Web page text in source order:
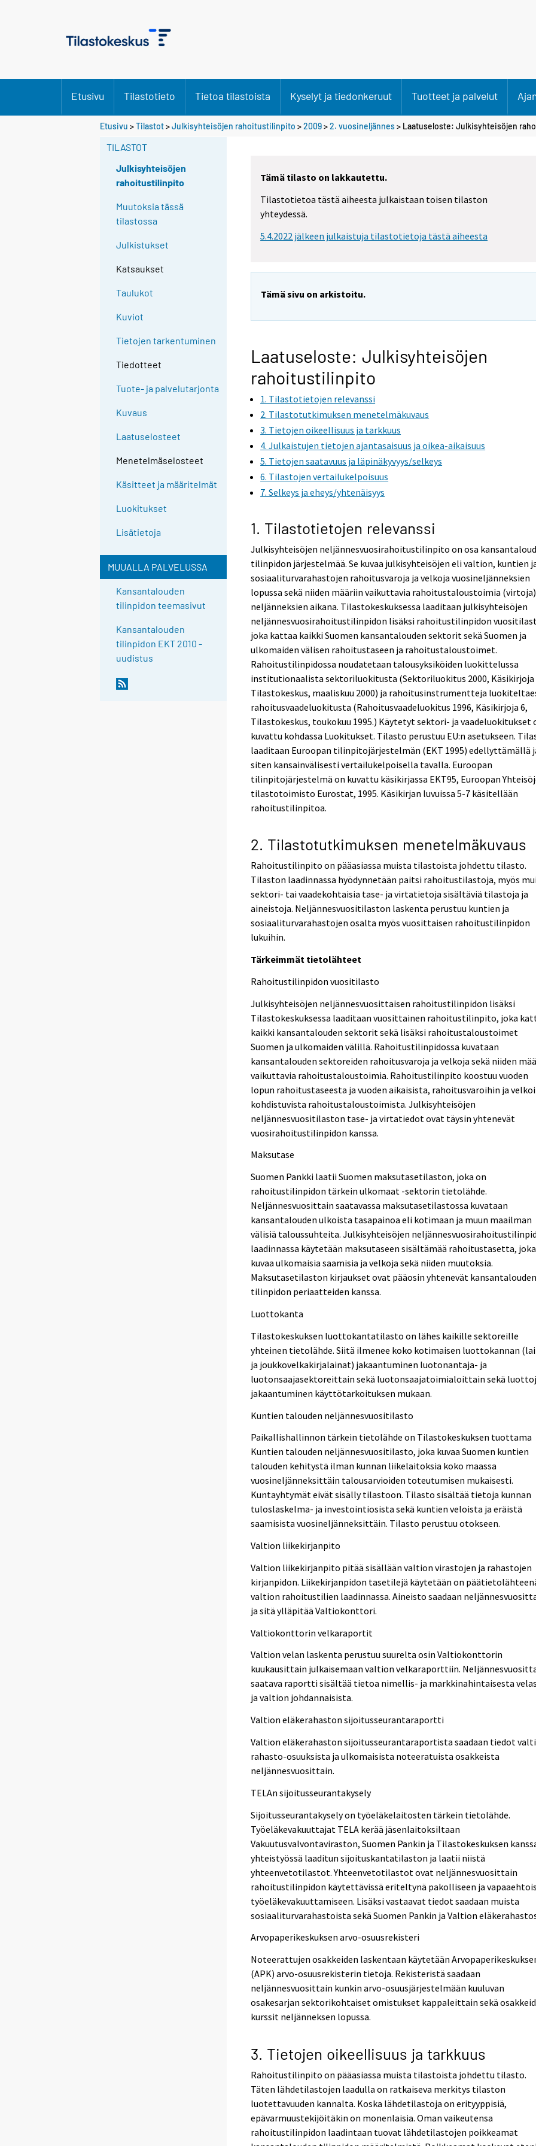
Etusivu Tilastotieto Tietoa tilastoista Kyselyt ja tiedonkeruut Tuotteet ja palvelut
Etusivu >Tilastot>Julkisyhteisöjen rahoitustilinpito >2009>2. vuosineljännes> Laatuseloste: Julkisyhteisöjen
TILASTOT
Julkisyhteisöjen
rahoitustilinpito
Muutoksia tässä
tilastossa
Julkistukset
Katsaukset
Taulukot
Kuviot
Tietojen tarkentuminen
Tiedotteet
Tuote- ja palvelutarjonta
Kuvaus
Laatuselosteet
Menetelmäselosteet
Käsitteet ja määritelmät
Luokitukset
Lisätietoja
MUUALLA PALVELUSSA
Kansantalouden
tilinpidon teemasivut
Kansantalouden
tilinpidon EKT 2010 -
uudistus
Tämä tilasto on lakkautettu.
Tilastotietoa tästä aiheesta julkaistaan toisen tilaston
yhteydessä.
5.4.2022 jälkeen julkaistuja tilastotietoja tästä aiheesta
Tämä sivu on arkistoitu.
Laatuseloste: Julkisyhteisöjen
rahoitustilinpito
1. Tilastotietojen relevanssi
2. Tilastotutkimuksen menetelmäkuvaus
3. Tietojen oikeellisuus ja tarkkuus
4. Julkaistujen tietojen ajantasaisuus ja oikea-aikaisuus
5. Tietojen saatavuus ja läpinäkyvyys/selkeys
6. Tilastojen vertailukelpoisuus
7. Selkeys ja eheys/yhtenäisyys
1. Tilastotietojen relevanssi
Julkisyhteisöjen neljännesvuosirahoitustilinpito on osa
tilinpidon järjestelmää. Se kuvaa julkisyhteisöjen eli valtion, kuntien
sosiaaliturvarahastojen rahoitusvaroja ja velkoja vuosineljänneksien
lopussa sekä niiden määriin vaikuttavia rahoitustaloustoimia (virtoja)
neljänneksien aikana. Tilastokeskuksessa laaditaan julkisyhteisöjen
neljännesvuosirahoitustilinpidon lisäksi rahoitustilinpidon
joka kattaa kaikki Suomen kansantalouden sektorit sekä Suomen ja
ulkomaiden välisen rahoitustaseen ja rahoitustaloustoimet.
Rahoitustilinpidossa noudatetaan talousyksiköiden luokittelussa
institutionaalista sektoriluokitusta (Sektoriluokitus 2000, Käsikirjoja
Tilastokeskus, maaliskuu 2000) ja rahoitusinstrumentteja
rahoitusvaadeluokitusta (Rahoitusvaadeluokitus 1996, Käsikirjoja 6,
Tilastokeskus, toukokuu 1995.) Käytetyt sektori- ja vaadeluokitukset
kuvattu kohdassa Luokitukset. Tilasto perustuu EU:n asetukseen.
laaditaan Euroopan tilinpitojärjestelmän (EKT 1995) edellyttämällä
siten kansainvälisesti vertailukelpoisella tavalla. Euroopan
tilinpitojärjestelmä on kuvattu käsikirjassa EKT95, Euroopan
tilastotoimisto Eurostat, 1995. Käsikirjan luvuissa 5-7 käsitellään
rahoitustilinpitoa.
2. Tilastotutkimuksen menetelmäkuvaus
Rahoitustilinpito on pääasiassa muista tilastoista johdettu tilasto.
Tilaston laadinnassa hyödynnetään paitsi rahoitustilastoja, myös
sektori- tai vaadekohtaisia tase- ja virtatietoja sisältäviä tilastoja ja
aineistoja. Neljännesvuositilaston laskenta perustuu kuntien ja
sosiaaliturvarahastojen osalta myös vuosittaisen rahoitustilinpidon
lukuihin.
Tärkeimmät tietolähteet
Rahoitustilinpidon vuositilasto
Julkisyhteisöjen neljännesvuosittaisen rahoitustilinpidon lisäksi
Tilastokeskuksessa laaditaan vuosittainen rahoitustilinpito, joka
kaikki kansantalouden sektorit sekä lisäksi rahoitustaloustoimet
Suomen ja ulkomaiden välillä. Rahoitustilinpidossa kuvataan
kansantalouden sektoreiden rahoitusvaroja ja velkoja sekä niiden
vaikuttavia rahoitustaloustoimia. Rahoitustilinpito koostuu vuoden
lopun rahoitustaseesta ja vuoden aikaisista, rahoitusvaroihin ja
kohdistuvista rahoitustaloustoimista. Julkisyhteisöjen
neljännesvuositilaston tase- ja virtatiedot ovat täysin yhtenevät
vuosirahoitustilinpidon kanssa.
Maksutase
Suomen Pankki laatii Suomen maksutasetilaston, joka on
rahoitustilinpidon tärkein ulkomaat -sektorin tietolähde.
Neljännesvuosittain saatavassa maksutasetilastossa kuvataan
kansantalouden ulkoista tasapainoa eli kotimaan ja muun maailman
välisiä taloussuhteita. Julkisyhteisöjen
laadinnassa käytetään maksutaseen sisältämää rahoitustasetta, joka
kuvaa ulkomaisia saamisia ja velkoja sekä niiden muutoksia.
Maksutasetilaston kirjaukset ovat pääosin yhtenevät kansantalouden
tilinpidon periaatteiden kanssa.
Luottokanta
Tilastokeskuksen luottokantatilasto on lähes kaikille sektoreille
yhteinen tietolähde. Siitä ilmenee koko kotimaisen luottokannan
ja joukkovelkakirjalainat) jakaantuminen luotonantaja- ja
luotonsaajasektoreittain sekä luotonsaajatoimialoittain sekä
jakaantuminen käyttötarkoituksen mukaan.
Kuntien talouden neljännesvuositilasto
Paikallishallinnon tärkein tietolähde on Tilastokeskuksen tuottama
Kuntien talouden neljännesvuositilasto, joka kuvaa Suomen kuntien
talouden kehitystä ilman kunnan liikelaitoksia koko maassa
vuosineljänneksittäin talousarvioiden toteutumisen mukaisesti.
Kuntayhtymät eivät sisälly tilastoon. Tilasto sisältää tietoja kunnan
tuloslaskelma- ja investointiosista sekä kuntien veloista ja eräistä
saamisista vuosineljänneksittäin. Tilasto perustuu otokseen.
Valtion liikekirjanpito
Valtion liikekirjanpito pitää sisällään valtion virastojen ja rahastojen
kirjanpidon. Liikekirjanpidon tasetilejä käytetään on
valtion rahoitustilien laadinnassa. Aineisto saadaan
ja sitä ylläpitää Valtiokonttori.
Valtiokonttorin velkaraportit
Valtion velan laskenta perustuu suurelta osin Valtiokonttorin
kuukausittain julkaisemaan valtion velkaraporttiin.
saatava raportti sisältää tietoa nimellis- ja markkinahintaisesta
ja valtion johdannaisista.
Valtion eläkerahaston sijoitusseurantaraportti
Valtion eläkerahaston sijoitusseurantaraportista saadaan tiedot
rahasto-osuuksista ja ulkomaisista noteeratuista osakkeista
neljännesvuosittain.
TELAn sijoitusseurantakysely
Sijoitusseurantakysely on työeläkelaitosten tärkein tietolähde.
Työeläkevakuuttajat TELA kerää jäsenlaitoksiltaan
Vakuutusvalvontaviraston, Suomen Pankin ja Tilastokeskuksen
yhteistyössä laaditun sijoituskantatilaston ja laatii niistä
yhteenvetotilastot. Yhteenvetotilastot ovat neljännesvuosittain
rahoitustilinpidon käytettävissä eriteltynä pakolliseen ja
työeläkevakuuttamiseen. Lisäksi vastaavat tiedot saadaan muista
sosiaaliturvarahastoista sekä Suomen Pankin ja Valtion
Arvopaperikeskuksen arvo-osuusrekisteri
Noteerattujen osakkeiden laskentaan käytetään
(APK) arvo-osuusrekisterin tietoja. Rekisteristä saadaan
neljännesvuosittain kunkin arvo-osuusjärjestelmään kuuluvan
osakesarjan sektorikohtaiset omistukset kappaleittain sekä
kurssit neljänneksen lopussa.
3. Tietojen oikeellisuus ja tarkkuus
Rahoitustilinpito on pääasiassa muista tilastoista johdettu tilasto.
Täten lähdetilastojen laadulla on ratkaiseva merkitys tilaston
luotettavuuden kannalta. Koska lähdetilastoja on erityyppisiä,
epävarmuustekijöitäkin on monenlaisia. Oman vaikeutensa
rahoitustilinpidon laadintaan tuovat lähdetilastojen poikkeamat